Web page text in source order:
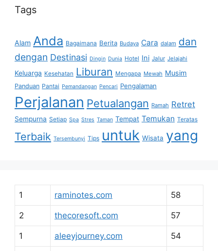
Tags
Alam Anda Bagaimana Berita Budaya Cara dalam dan
dengan Destinasi Dingin Dunia Hotel Ini Jalur Jelajahi
Keluarga Kesehatan Liburan Mengapa Mewah Musim
Panduan Pantai Pemandangan Pencari Pengalaman
Perjalanan Petualangan Ramah Retret
Sempurna Setiap Spa Stres Taman Tempat Temukan Teratas
Terbaik Tersembunyi Tips untuk Wisata yang
1 raminotes.com 58
2 thecoresoft.com 57
1 aleeyjourney.com 54